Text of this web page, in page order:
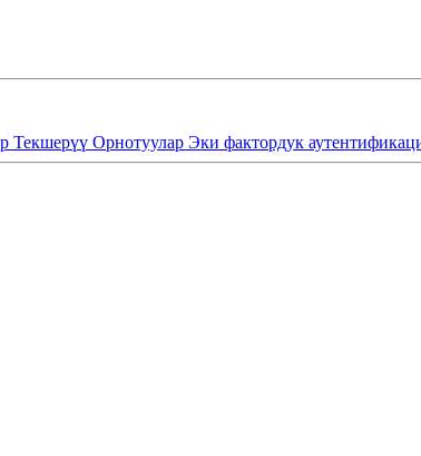
Текшерүү Орнотуулар Эки фактордук